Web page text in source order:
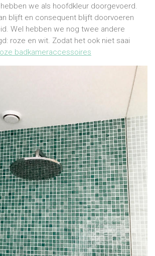
we als hoofdkleur doorgevoerd.
blijft en consequent blijft doorvoeren
Wel hebben we nog twee andere
roze en wit. Zodat het ook niet saai
badkameraccessoires